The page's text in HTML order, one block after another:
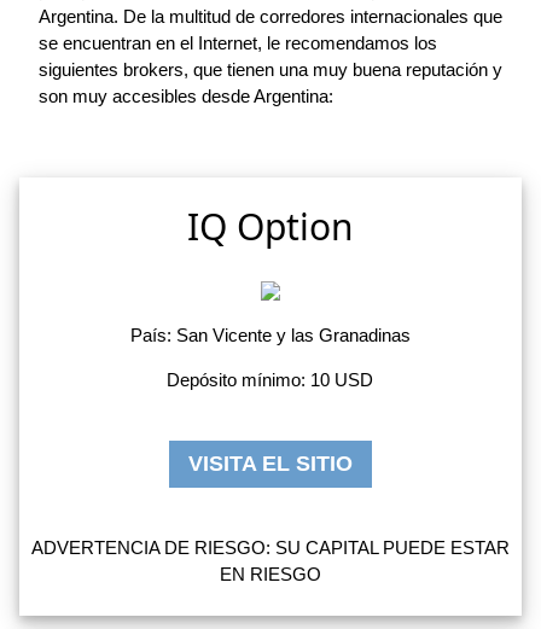
Argentina. De la multitud de corredores internacionales que
se encuentran en el Internet, le recomendamos los
siguientes brokers, que tienen una muy buena reputación y
son muy accesibles desde Argentina:
IQ Option
País: San Vicente y las Granadinas
Depósito mínimo: 10 USD
VISITA EL SITIO
ADVERTENCIA DE RIESGO: SU CAPITAL PUEDE ESTAR
EN RIESGO